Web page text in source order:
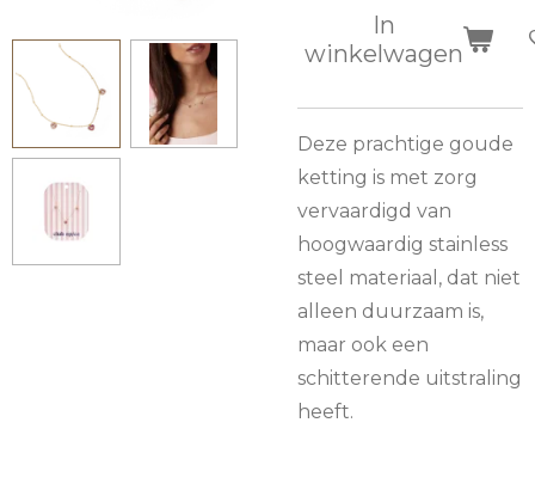
In
winkelwagen
Deze prachtige goude
ketting is met zorg
vervaardigd van
hoogwaardig stainless
steel materiaal, dat niet
alleen duurzaam is,
maar ook een
schitterende uitstraling
heeft.